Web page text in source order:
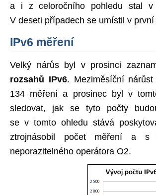
a i z celoročního pohledu stal v
V deseti případech se umístil v
IPv6 měření
Velký nárůs byl v prosinci
rozsahů IPv6. Meziměsíční
134 měření a prosinec byl v
sledovat, jak se tyto počty
se v tomto ohledu stává
ztrojnásobil počet měření a s
neporazitelného operátora O2.